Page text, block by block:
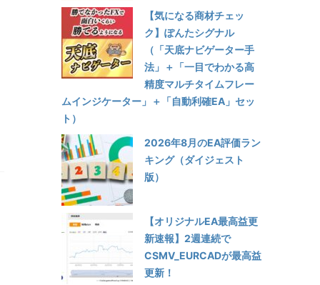
【気になる商材チェッ
ク】ぽんたシグナル
（「天底ナビゲーター手
法」＋「一目でわかる高
精度マルチタイムフレー
ムインジケーター」＋「自動利確EA」セッ
ト）
2026年8月のEA評価ラン
キング（ダイジェスト
版）
【オリジナルEA最高益更
新速報】2週連続で
CSMV_EURCADが最高益
更新！